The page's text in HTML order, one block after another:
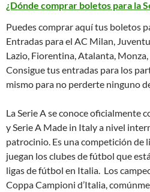
¿Dónde comprar boletos para la
Puedes comprar aquí tus boletos
Entradas para el AC Milan,
Lazio, Fiorentina, Atalanta,
Consigue tus entradas para los
mismo para no perderte ninguno
La Serie A se conoce oficialmente
y Serie A Made in Italy a nivel
patrocinio. Es una competición de
juegan los clubes de fútbol que
ligas de fútbol en Italia. Los
Coppa Campioni d’Italia,